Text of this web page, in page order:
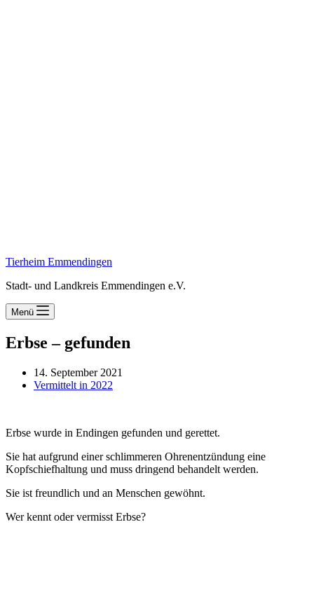
Tierheim Emmendingen
Stadt- und Landkreis Emmendingen e.V.
Menü
Erbse – gefunden
14. September 2021
Vermittelt in 2022
Erbse wurde in Endingen gefunden und gerettet.
Sie hat aufgrund einer schlimmeren Ohrenentzündung eine
Kopfschiefhaltung und muss dringend behandelt werden.
Sie ist freundlich und an Menschen gewöhnt.
Wer kennt oder vermisst Erbse?